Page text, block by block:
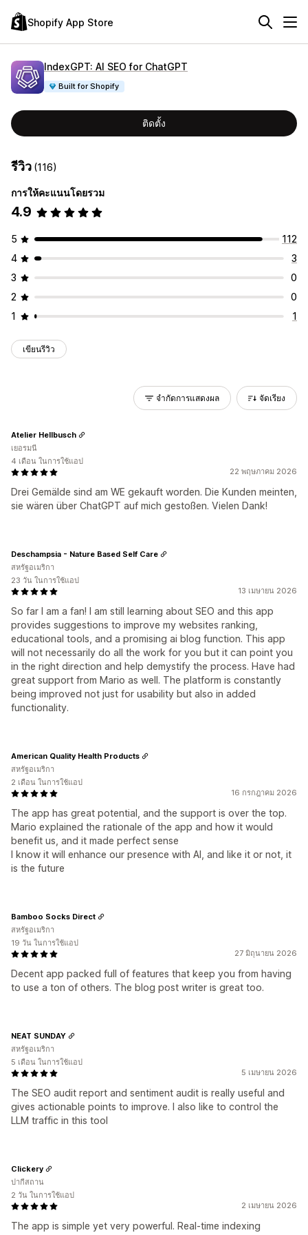
Shopify App Store
IndexGPT: AI SEO for ChatGPT
Built for Shopify
ติดตั้ง
รีวิว (116)
การให้คะแนนโดยรวม
4.9
5
112
4
3
3
0
2
0
1
1
เขียนรีวิว
จำกัดการแสดงผล จัดเรียง
22 พฤษภาคม 2026
Drei Gemälde sind am WE gekauft worden. Die Kunden meinten,
sie wären über ChatGPT auf mich gestoßen. Vielen Dank!
Atelier Hellbusch
เยอรมนี
4 เดือน ในการใช้แอป
13 เมษายน 2026
So far I am a fan! I am still learning about SEO and this app
provides suggestions to improve my websites ranking,
educational tools, and a promising ai blog function. This app
will not necessarily do all the work for you but it can point you
in the right direction and help demystify the process. Have had
great support from Mario as well. The platform is constantly
being improved not just for usability but also in added
functionality.
Deschampsia - Nature Based Self Care
สหรัฐอเมริกา
23 วัน ในการใช้แอป
16 กรกฎาคม 2026
The app has great potential, and the support is over the top.
Mario explained the rationale of the app and how it would
benefit us, and it made perfect sense
I know it will enhance our presence with AI, and like it or not, it
is the future
American Quality Health Products
สหรัฐอเมริกา
2 เดือน ในการใช้แอป
27 มิถุนายน 2026
Decent app packed full of features that keep you from having
to use a ton of others. The blog post writer is great too.
Bamboo Socks Direct
สหรัฐอเมริกา
19 วัน ในการใช้แอป
5 เมษายน 2026
The SEO audit report and sentiment audit is really useful and
gives actionable points to improve. I also like to control the
LLM traffic in this tool
NEAT SUNDAY
สหรัฐอเมริกา
5 เดือน ในการใช้แอป
2 เมษายน 2026
The app is simple yet very powerful. Real-time indexing
Clickery
ปากีสถาน
2 วัน ในการใช้แอป